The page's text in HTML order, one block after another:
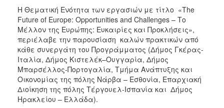
Η Θεματική Ενότητα των εργασιών με τίτλο «The
Future of Europe: Opportunities and Challenges – Το
Μέλλον της Ευρώπης: Ευκαιρίες και Προκλήσεις»,
περιέλαβε την παρουσίαση καλών πρακτικών από
κάθε συνεργάτη του Προγράμματος (Δήμος Γκέρας-
Ιταλία, Δήμος Κιστελέκ–Ουγγαρία, Δήμος
Μπαρσέλλος-Πορτογαλία, Τμήμα Ανάπτυξης και
Οικονομίας της πόλης Νάρβα – Εσθονία, Επαρχιακή
Διοίκηση της πόλης Τέργουελ-Ισπανία και Δήμος
Ηρακλείου – Ελλάδα).